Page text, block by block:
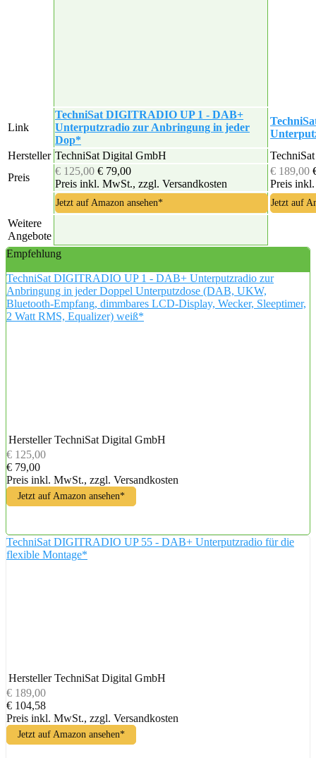
Link
TechniSat DIGITRADIO UP 1 - DAB+
Unterputzradio zur Anbringung in jeder
Dop*
Hersteller TechniSat Digital GmbH
Preis
€ 125,00 € 79,00
Preis inkl. MwSt., zzgl. Versandkosten
€ 189,00
Preis
Jetzt auf Amazon ansehen* Jetzt auf
Weitere
Angebote
Empfehlung
TechniSat DIGITRADIO UP 1 - DAB+ Unterputzradio zur
Anbringung in jeder Doppel Unterputzdose (DAB, UKW,
Bluetooth-Empfang, dimmbares LCD-Display, Wecker, Sleeptimer,
2 Watt RMS, Equalizer) weiß*
Hersteller TechniSat Digital GmbH
€ 125,00
€ 79,00
Preis inkl. MwSt., zzgl. Versandkosten
Jetzt auf Amazon ansehen*
TechniSat DIGITRADIO UP 55 - DAB+ Unterputzradio für die
flexible Montage*
Hersteller TechniSat Digital GmbH
€ 189,00
€ 104,58
Preis inkl. MwSt., zzgl. Versandkosten
Jetzt auf Amazon ansehen*